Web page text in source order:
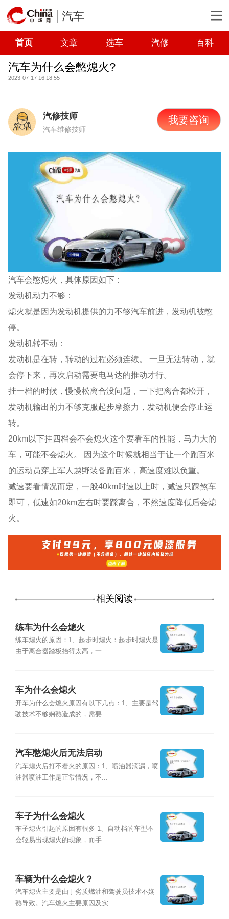
汽车
首页 文章 选车 汽修 百科
汽车为什么会憋熄火?
2023-07-17 16:18:55
汽修技师
汽车维修技师
我要咨询
汽车会憋熄火，具体原因如下：
发动机动力不够：
熄火就是因为发动机提供的力不够汽车前进，发动机被憋
停。
发动机转不动：
发动机是在转，转动的过程必须连续。 一旦无法转动，就
会停下来，再次启动需要电马达的推动才行。
挂一档的时候，慢慢松离合没问题，一下把离合都松开，
发动机输出的力不够克服起步摩擦力，发动机便会停止运
转。
20km以下挂四档会不会熄火这个要看车的性能，马力大的
车，可能不会熄火。 因为这个时候就相当于让一个跑百米
的运动员穿上军人越野装备跑百米，高速度难以负重。
减速要看情况而定，一般40km时速以上时，减速只踩煞车
即可，低速如20km左右时要踩离合，不然速度降低后会熄
火。
相关阅读
练车为什么会熄火
练车熄火的原因：1、起步时熄火：起步时熄火是
由于离合器踏板抬得太高，一...
车为什么会熄火
开车为什么会熄火原因有以下几点：1、主要是驾
驶技术不够娴熟造成的，需要...
汽车憋熄火后无法启动
汽车熄火后打不着火的原因：1、喷油器滴漏，喷
油器喷油工作是正常情况，不...
车子为什么会熄火
车子熄火引起的原因有很多 1、自动档的车型不
会轻易出现熄火的现象，而手...
车辆为什么会熄火？
汽车熄火主要是由于劣质燃油和驾驶员技术不娴
熟导致。汽车熄火主要原因及实...